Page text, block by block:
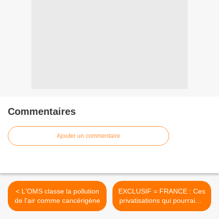
Commentaires
Ajouter un commentaire
< L'OMS classe la pollution
de l'air comme cancérigène
EXCLUSIF = FRANCE : Ces
privatisations qui pourraient
sauver l'armée française du